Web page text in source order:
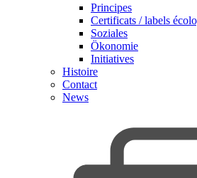
Principes
Certificats / labels
Soziales
Ökonomie
Initiatives
Histoire
Contact
News